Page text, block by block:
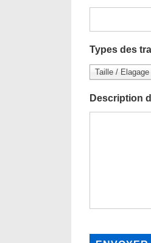
Types des
Taille /
Description